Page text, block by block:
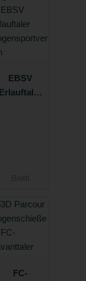
EBSV
Erlauftaler
FC-